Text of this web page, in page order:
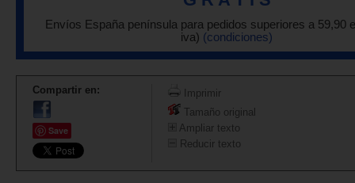
Envíos España península para pedidos superiores a 59,90
iva) (condiciones)
Compartir en:
Save
Imprimir
Tamaño original
Ampliar texto
Reducir texto